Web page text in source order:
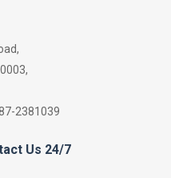
2381039
Us 24/7